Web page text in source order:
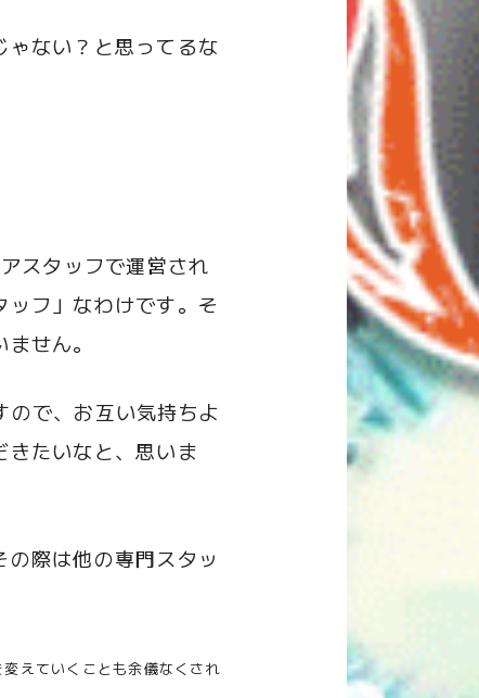
ゃない？と思ってるな
スタッフで運営され
フ」なわけです。そ
せん。
で、お互い気持ちよ
たいなと、思いま
際は他の専門スタッ
えていくことも余儀なくされ